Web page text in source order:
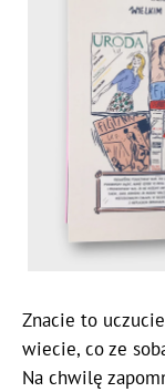
Znacie to
wiecie, co ze
Na chwilę